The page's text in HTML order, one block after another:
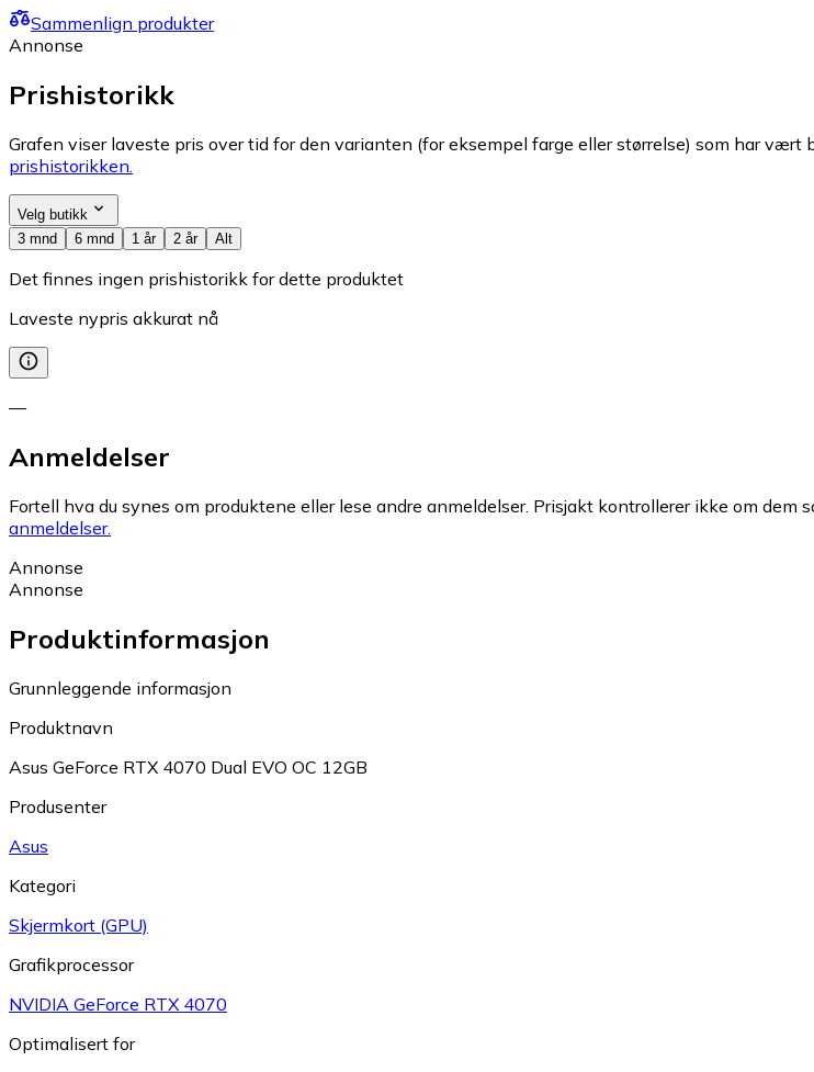
Sammenlign produkter
Annonse
Prishistorikk
Grafen viser laveste pris over tid for den varianten (for eksempel farge eller størrelse) som har
prishistorikken.
Velg butikk
3 mnd
6 mnd 1 år 2 år Alt
Det finnes ingen prishistorikk for dette produktet
Laveste nypris akkurat nå
—
Anmeldelser
Fortell hva du synes om produktene eller lese andre anmeldelser. Prisjakt kontrollerer ikke om dem
anmeldelser.
Annonse
Annonse
Produktinformasjon
Grunnleggende informasjon
Produktnavn
Asus GeForce RTX 4070 Dual EVO OC 12GB
Produsenter
Asus
Kategori
Skjermkort (GPU)
Grafikprocessor
NVIDIA GeForce RTX 4070
Optimalisert for